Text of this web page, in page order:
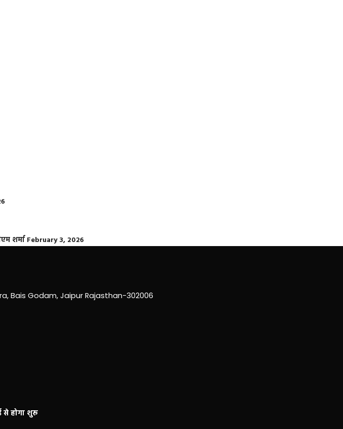
शर्मा February 3, 2026
Bais Godam, Jaipur Rajasthan-302006
से होगा शुरू